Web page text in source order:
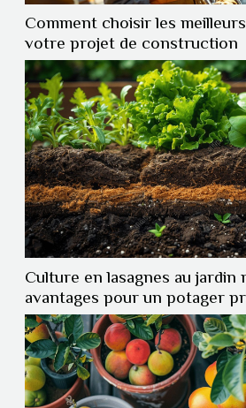
Comment choisir les
votre projet de construction
Culture en lasagnes au jardin
avantages pour un potager